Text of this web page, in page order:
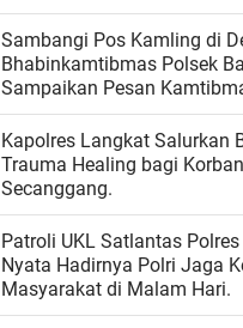
Sambangi Pos Kamling di
Bhabinkamtibmas Polsek
Sampaikan Pesan
Kapolres Langkat Salurkan
Trauma Healing bagi
Secanggang.
Patroli UKL Satlantas
Nyata Hadirnya Polri Jaga
Masyarakat di Malam Hari.